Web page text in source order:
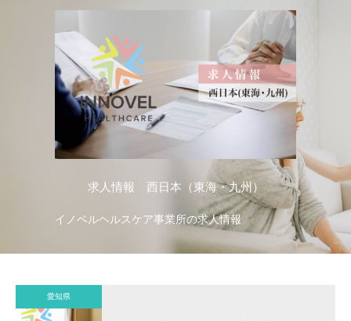
情報 西日本（東海・九州）
スケア事業所の求人情報
求人情報
イノベルヘルスケア事
愛知県